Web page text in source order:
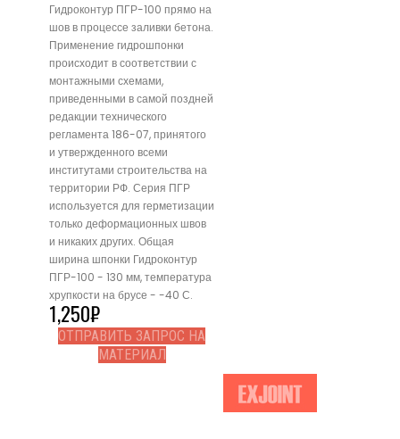
Гидроконтур ПГР-100 прямо на
шов в процессе заливки бетона.
Применение гидрошпонки
происходит в соответствии с
монтажными схемами,
приведенными в самой поздней
редакции технического
регламента 186-07, принятого
и утвержденного всеми
институтами строительства на
территории РФ. Серия ПГР
используется для герметизации
только деформационных швов
и никаких других. Общая
ширина шпонки Гидроконтур
ПГР-100 - 130 мм, температура
хрупкости на брусе - -40 С.
1,250₽
ОТПРАВИТЬ ЗАПРОС НА
МАТЕРИАЛ